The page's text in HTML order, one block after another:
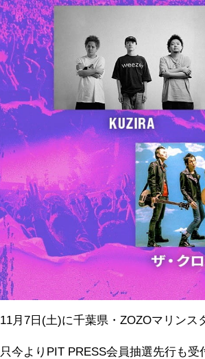
11月7日(土)に千葉県・ZOZOマリンス
只今よりPIT PRESS会員抽選先行も受